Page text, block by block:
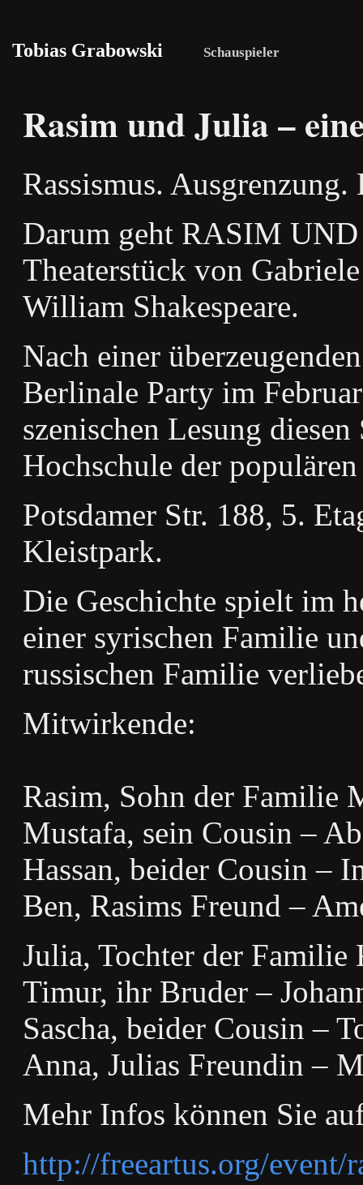
Tobias Grabowski Schauspieler
Rasim und Julia –
Rassismus. Ausgrenzung.
Darum geht RASIM
Theaterstück von
William Shakespeare.
Nach einer
Berlinale Party im
szenischen Lesung
Hochschule der
Potsdamer Str. 188, 5.
Kleistpark.
Die Geschichte spielt im
einer syrischen Familie
russischen Familie
Mitwirkende:
Rasim, Sohn der Familie
Mustafa, sein Cousin –
Hassan, beider Cousin –
Ben, Rasims Freund –
Julia, Tochter der
Timur, ihr Bruder –
Sascha, beider Cousin –
Anna, Julias Freundin –
Mehr Infos können Sie
http://freeartus.org/event/